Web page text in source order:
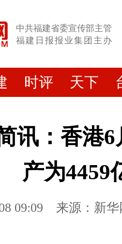
中共福建省委宣传部主管
福建日报报业集团主办
时评 天下
讯：香港
产为4459
09:09 来源：新华